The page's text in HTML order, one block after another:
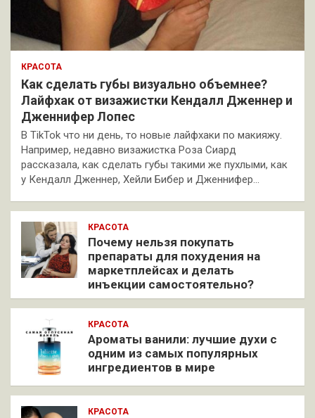
КРАСОТА
Как сделать губы визуально объемнее?
Лайфхак от визажистки Кендалл Дженнер и
Дженнифер Лопес
В TikTok что ни день, то новые лайфхаки по макияжу.
Например, недавно визажистка Роза Сиард
рассказала, как сделать губы такими же пухлыми, как
у Кендалл Дженнер, Хейли Бибер и Дженнифер…
КРАСОТА
Почему нельзя покупать
препараты для похудения на
маркетплейсах и делать
инъекции самостоятельно?
КРАСОТА
Ароматы ванили: лучшие духи с
одним из самых популярных
ингредиентов в мире
КРАСОТА